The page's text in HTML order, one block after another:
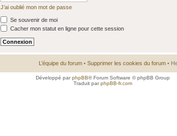
J’ai oublié mon mot de passe
Se souvenir de moi
Cacher mon statut en ligne pour cette session
L’équipe du forum • Supprimer les cookies du forum •
Développé parphpBB® Forum Software © phpBB Group
Traduit parphpBB-fr.com